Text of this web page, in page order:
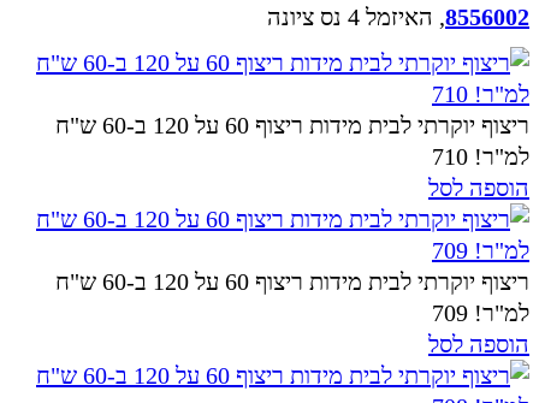
8556002, האיזמל 4 נס ציונה
ריצוף יוקרתי לבית מידות ריצוף 60 על 120 ב-60 ש"ח
למ"ר! 710
הוספה לסל
ריצוף יוקרתי לבית מידות ריצוף 60 על 120 ב-60 ש"ח
למ"ר! 709
הוספה לסל